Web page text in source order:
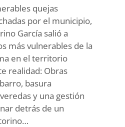
quejas
por el municipio,
García salió a
más vulnerables de la
en el territorio
realidad: Obras
basura
y una gestión
detrás de un